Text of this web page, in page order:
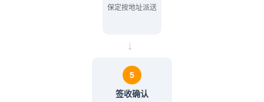
保定按地址派送
→
5
签收确认